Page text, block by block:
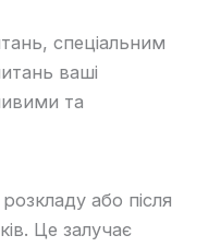
спеціальним
ваші
та
або після
Це залучає